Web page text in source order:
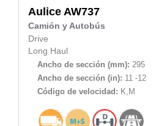
Aulice AW737
Camión y Autobús
Drive
Long Haul
Ancho de sección (mm): 295
Ancho de sección (in): 11 -12
Código de velocidad: K,M